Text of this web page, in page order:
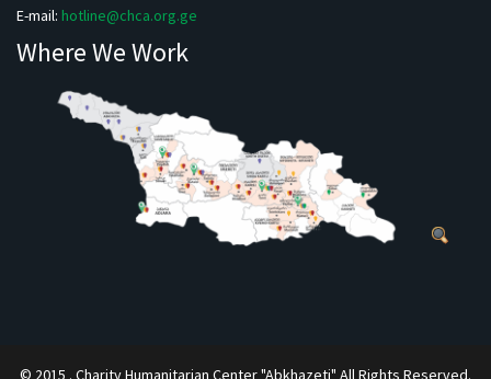
E-mail: hotline@chca.org.ge
Where We Work
© 2015 . Charity Humanitarian Center "Abkhazeti" All Rights Reserved.